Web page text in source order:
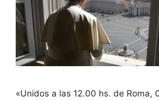
«Unidos a las 12.00 hs. de Roma,